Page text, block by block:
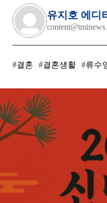
유지호 에디
결혼 결혼생활 류수